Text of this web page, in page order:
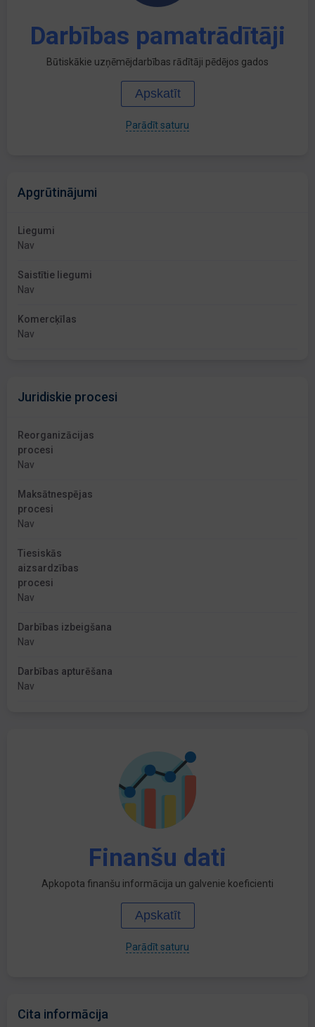
Darbības pamatrādītāji
Būtiskākie uzņēmējdarbības rādītāji pēdējos gados
Apskatīt
Parādīt saturu
Apgrūtinājumi
Liegumi
Nav
Saistītie liegumi
Nav
Komercķīlas
Nav
Juridiskie procesi
Reorganizācijas
procesi
Nav
Maksātnespējas
procesi
Nav
Tiesiskās
aizsardzības
procesi
Nav
Darbības izbeigšana
Nav
Darbības apturēšana
Nav
Finanšu dati
Apkopota finanšu informācija un galvenie koeficienti
Apskatīt
Parādīt saturu
Cita informācija